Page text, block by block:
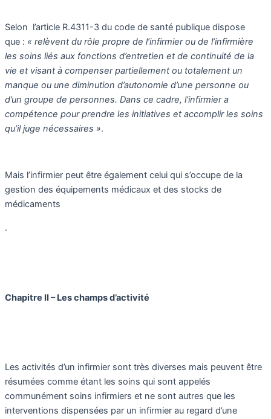
Selon l’article R.4311-3 du code de santé publique dispose
que : « relèvent du rôle propre de l’infirmier ou de l’infirmière
les soins liés aux fonctions d’entretien et de continuité de la
vie et visant à compenser partiellement ou totalement un
manque ou une diminution d’autonomie d’une personne ou
d’un groupe de personnes. Dans ce cadre, l’infirmier a
compétence pour prendre les initiatives et accomplir les soins
qu’il juge nécessaires ».
Mais l’infirmier peut être également celui qui s’occupe de la
gestion des équipements médicaux et des stocks de
médicaments
.
Chapitre II – Les champs d’activité
Les activités d’un infirmier sont très diverses mais peuvent être
résumées comme étant les soins qui sont appelés
communément soins infirmiers et ne sont autres que les
interventions dispensées par un infirmier au regard d’une